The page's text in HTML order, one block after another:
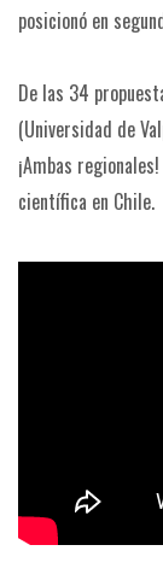
posicionó en
De las 34
(Universidad de
¡Ambas
científica en Chile.